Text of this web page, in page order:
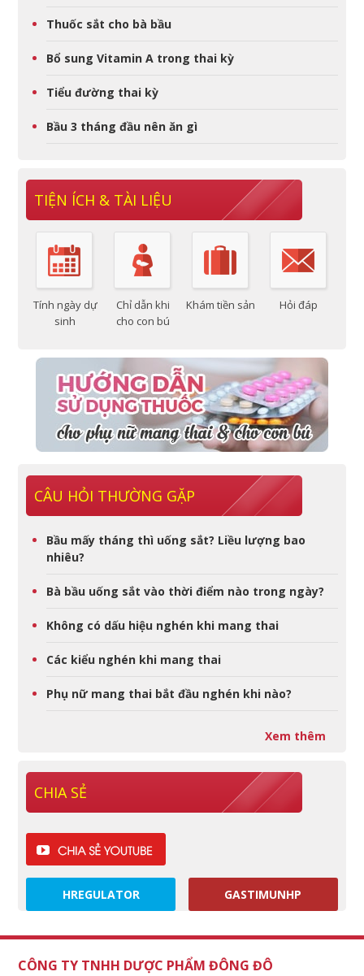
Thuốc sắt cho bà bầu
Bổ sung Vitamin A trong thai kỳ
Tiểu đường thai kỳ
Bầu 3 tháng đầu nên ăn gì
TIỆN ÍCH & TÀI LIỆU
Tính ngày dự
sinh
Chỉ dẫn khi
cho con bú
Khám tiền sản Hỏi đáp
CÂU HỎI THƯỜNG GẶP
Bầu mấy tháng thì uống sắt? Liều lượng bao
nhiêu?
Bà bầu uống sắt vào thời điểm nào trong ngày?
Không có dấu hiệu nghén khi mang thai
Các kiểu nghén khi mang thai
Phụ nữ mang thai bắt đầu nghén khi nào?
Xem thêm
CHIA SẺ
HREGULATOR GASTIMUNHP
CÔNG TY TNHH DƯỢC PHẨM ĐÔNG ĐÔ